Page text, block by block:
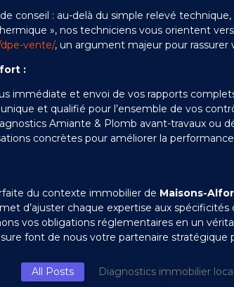
conseil : au-delà du simple relevé
», nos techniciens vous orientent
vente/, un argument majeur pour rassurer
:
immédiate et envoi de vos rapports
et qualifié pour l’ensemble de vos
Amiante & Plomb avant-travaux ou
concrètes pour améliorer la
du contexte immobilier de Maisons-
d’ajuster chaque expertise aux
vos obligations réglementaires en un
font de nous votre partenaire
All Posts Diagnostics immobilier